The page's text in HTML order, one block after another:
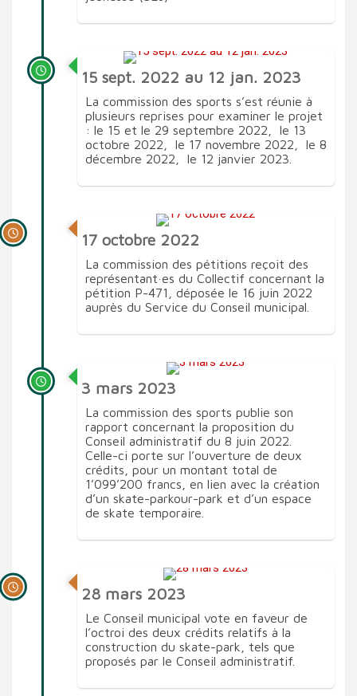
15 sept. 2022 au 12 jan. 2023
La commission des sports s’est réunie à
plusieurs reprises pour examiner le projet
: le 15 et le 29 septembre 2022, le 13
octobre 2022, le 17 novembre 2022, le 8
décembre 2022, le 12 janvier 2023.
17 octobre 2022
La commission des pétitions reçoit des
représentant·es du Collectif concernant la
pétition P-471, déposée le 16 juin 2022
auprès du Service du Conseil municipal.
3 mars 2023
La commission des sports publie son
rapport concernant la proposition du
Conseil administratif du 8 juin 2022.
Celle-ci porte sur l’ouverture de deux
crédits, pour un montant total de
1’099’200 francs, en lien avec la création
d’un skate-parkour-park et d’un espace
de skate temporaire.
28 mars 2023
Le Conseil municipal vote en faveur de
l’octroi des deux crédits relatifs à la
construction du skate-park, tels que
proposés par le Conseil administratif.